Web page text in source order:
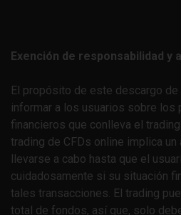
Exención de responsabilidad y
El propósito de este descargo
informar a los usuarios sobre
financieros que conlleva el
trading de CFDs online implica
llevarse a cabo hasta que el
cuidadosamente si su situación
tales transacciones. El trading
total de fondos, así que, solo